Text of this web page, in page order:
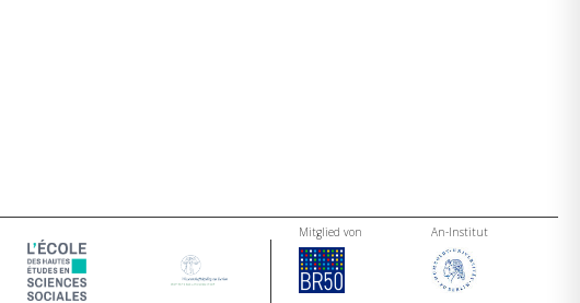
Mitglied von An-Institut